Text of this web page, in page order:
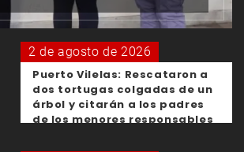
2 de agosto de 2026
Puerto Vilelas: Rescataron a
dos tortugas colgadas de un
árbol y citarán a los padres
de los menores responsables